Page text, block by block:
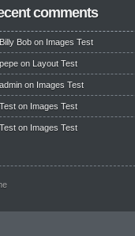
comments
Billy Bob on Images Test
pepe on Layout Test
admin on Images Test
Test on Images Test
Test on Images Test